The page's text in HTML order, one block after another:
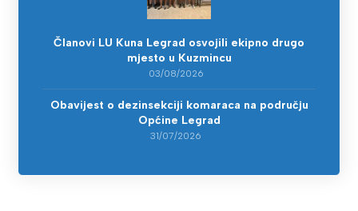
Članovi LU Kuna Legrad osvojili ekipno drugo
mjesto u Kuzmincu
03/08/2026
Obavijest o dezinsekciji komaraca na području
Općine Legrad
31/07/2026